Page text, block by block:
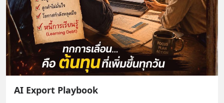
AI Export Playbook